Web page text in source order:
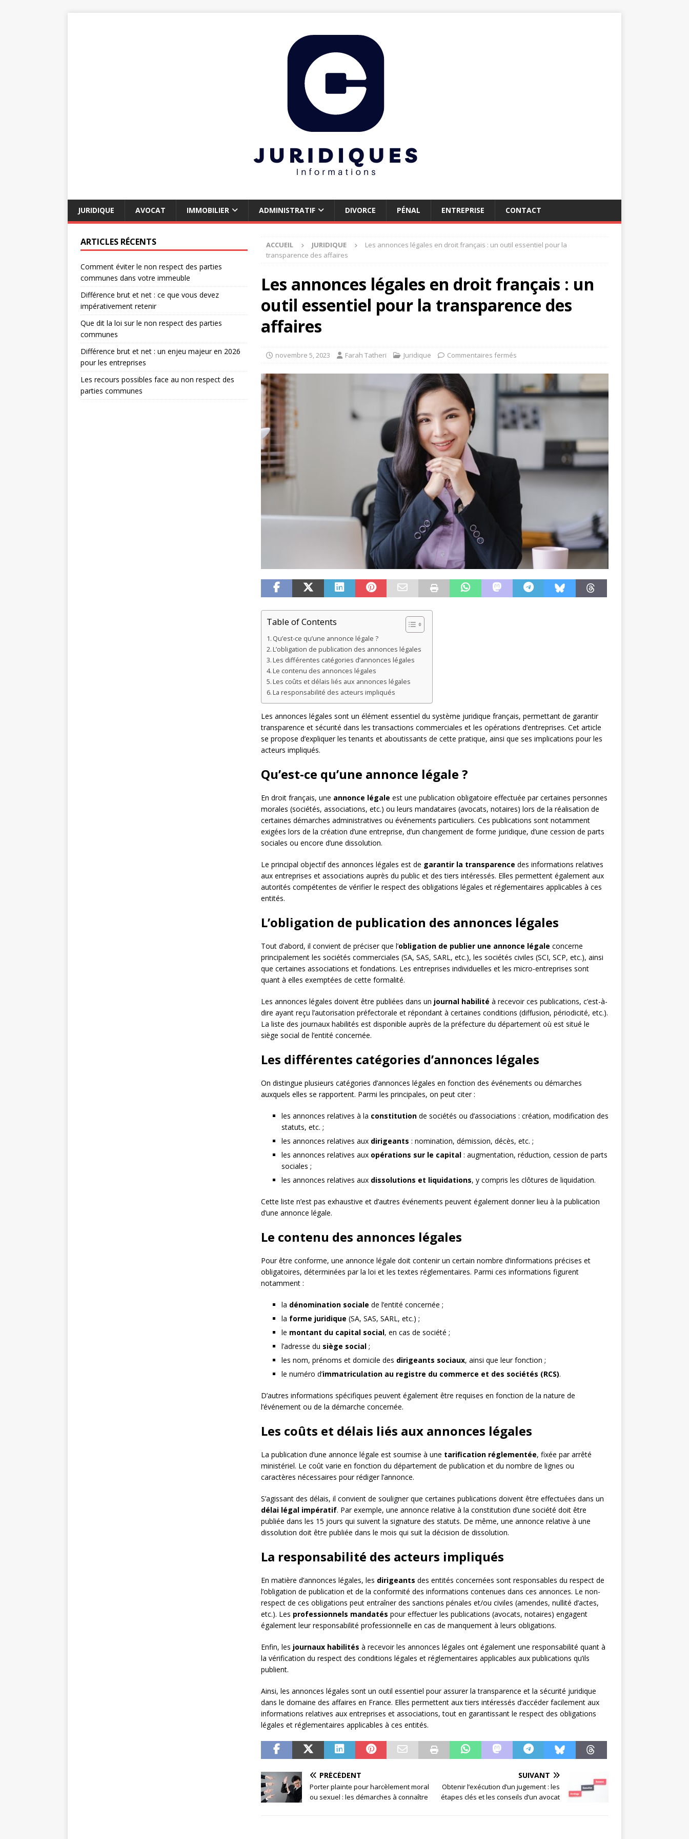
JURIDIQUE AVOCAT IMMOBILIER ADMINISTRATIF DIVORCE PÉNAL ENTREPRISE CONTACT
ACCUEIL JURIDIQUE
Les annonces légales en droit français : un outil essentiel pour la
transparence des affaires
Les annonces légales en droit français : un
outil essentiel pour la transparence des
affaires
novembre 5, 2023 Farah Tatheri Juridique Commentaires fermés
Table of Contents
Qu’est-ce qu’une annonce légale ?
L’obligation de publication des annonces légales
Les différentes catégories d’annonces légales
Le contenu des annonces légales
Les coûts et délais liés aux annonces légales
La responsabilité des acteurs impliqués
Les annonces légales sont un élément essentiel du système juridique français, permettant de garantir
transparence et sécurité dans les transactions commerciales et les opérations d’entreprises. Cet article
se propose d’expliquer les tenants et aboutissants de cette pratique, ainsi que ses implications pour les
acteurs impliqués.
Qu’est-ce qu’une annonce légale ?
En droit français, une annonce légale est une publication obligatoire effectuée par certaines personnes
morales (sociétés, associations, etc.) ou leurs mandataires (avocats, notaires) lors de la réalisation de
certaines démarches administratives ou événements particuliers. Ces publications sont notamment
exigées lors de la création d’une entreprise, d’un changement de forme juridique, d’une cession de parts
sociales ou encore d’une dissolution.
Le principal objectif des annonces légales est de garantir la transparence des informations relatives
aux entreprises et associations auprès du public et des tiers intéressés. Elles permettent également aux
autorités compétentes de vérifier le respect des obligations légales et réglementaires applicables à ces
entités.
L’obligation de publication des annonces légales
Tout d’abord, il convient de préciser que l’obligation de publier une annonce légale concerne
principalement les sociétés commerciales (SA, SAS, SARL, etc.), les sociétés civiles (SCI, SCP, etc.), ainsi
que certaines associations et fondations. Les entreprises individuelles et les micro-entreprises sont
quant à elles exemptées de cette formalité.
Les annonces légales doivent être publiées dans un journal habilité à recevoir ces publications, c’est-à-
dire ayant reçu l’autorisation préfectorale et répondant à certaines conditions (diffusion, périodicité, etc.).
La liste des journaux habilités est disponible auprès de la préfecture du département où est situé le
siège social de l’entité concernée.
Les différentes catégories d’annonces légales
On distingue plusieurs catégories d’annonces légales en fonction des événements ou démarches
auxquels elles se rapportent. Parmi les principales, on peut citer :
les annonces relatives à la constitutionde sociétés ou d’associations : création, modification des
statuts, etc. ;
les annonces relatives aux dirigeants : nomination, démission, décès, etc. ;
les annonces relatives aux opérations sur le capital: augmentation, réduction, cession de parts
sociales ;
les annonces relatives aux dissolutions et liquidations, y compris les clôtures de liquidation.
Cette liste n’est pas exhaustive et d’autres événements peuvent également donner lieu à la publication
d’une annonce légale.
Le contenu des annonces légales
Pour être conforme, une annonce légale doit contenir un certain nombre d’informations précises et
obligatoires, déterminées par la loi et les textes réglementaires. Parmi ces informations figurent
notamment :
la dénomination sociale de l’entité concernée ;
la forme juridique (SA, SAS, SARL, etc.) ;
le montant du capital social, en cas de société ;
l’adresse du siège social;
les nom, prénoms et domicile des dirigeants sociaux, ainsi que leur fonction ;
le numéro d’immatriculation au registre du commerce et des sociétés (RCS).
D’autres informations spécifiques peuvent également être requises en fonction de la nature de
l’événement ou de la démarche concernée.
Les coûts et délais liés aux annonces légales
La publication d’une annonce légale est soumise à une tarification réglementée, fixée par arrêté
ministériel. Le coût varie en fonction du département de publication et du nombre de lignes ou
caractères nécessaires pour rédiger l’annonce.
S’agissant des délais, il convient de souligner que certaines publications doivent être effectuées dans un
délai légal impératif. Par exemple, une annonce relative à la constitution d’une société doit être
publiée dans les 15 jours qui suivent la signature des statuts. De même, une annonce relative à une
dissolution doit être publiée dans le mois qui suit la décision de dissolution.
La responsabilité des acteurs impliqués
En matière d’annonces légales, les dirigeants des entités concernées sont responsables du respect de
l’obligation de publication et de la conformité des informations contenues dans ces annonces. Le non-
respect de ces obligations peut entraîner des sanctions pénales et/ou civiles (amendes, nullité d’actes,
etc.). Les professionnels mandatés pour effectuer les publications (avocats, notaires) engagent
également leur responsabilité professionnelle en cas de manquement à leurs obligations.
Enfin, les journaux habilités à recevoir les annonces légales ont également une responsabilité quant à
la vérification du respect des conditions légales et réglementaires applicables aux publications qu’ils
publient.
Ainsi, les annonces légales sont un outil essentiel pour assurer la transparence et la sécurité juridique
dans le domaine des affaires en France. Elles permettent aux tiers intéressés d’accéder facilement aux
informations relatives aux entreprises et associations, tout en garantissant le respect des obligations
légales et réglementaires applicables à ces entités.
PRÉCÉDENT
Porter plainte pour harcèlement moral
ou sexuel : les démarches à connaître
SUIVANT
Obtenir l’exécution d’un jugement : les
étapes clés et les conseils d’un avocat
ARTICLES RÉCENTS
Comment éviter le non respect des parties
communes dans votre immeuble
Différence brut et net : ce que vous devez
impérativement retenir
Que dit la loi sur le non respect des parties
communes
Différence brut et net : un enjeu majeur en 2026
pour les entreprises
Les recours possibles face au non respect des
parties communes